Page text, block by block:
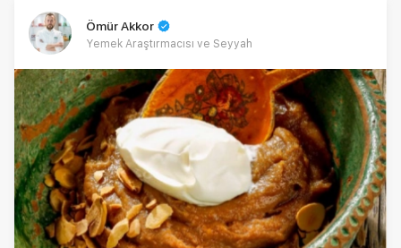
Ömür Akkor
Yemek Araştırmacısı ve Seyyah